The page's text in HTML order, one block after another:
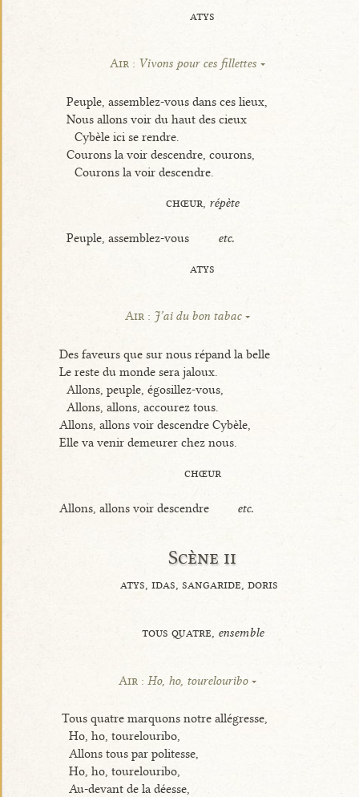
atys
Air : Vivons pour ces fillettes
Peuple, assemblez-vous dans ces lieux,
Nous allons voir du haut des cieux
Cybèle ici se rendre.
Courons la voir descendre, courons,
Courons la voir descendre.
chœur, répète
Peuple, assemblez-vous etc.
atys
Air : J’ai du bon tabac
Des faveurs que sur nous répand la belle
Le reste du monde sera jaloux.
Allons, peuple, égosillez-vous,
Allons, allons, accourez tous.
Allons, allons voir descendre Cybèle,
Elle va venir demeurer chez nous.
chœur
Allons, allons voir descendre etc.
Scène ii
atys, idas, sangaride, doris
tous quatre, ensemble
Air : Ho, ho, tourelouribo
Tous quatre marquons notre allégresse,
Ho, ho, tourelouribo,
Allons tous par politesse,
Ho, ho, tourelouribo,
Au-devant de la déesse,